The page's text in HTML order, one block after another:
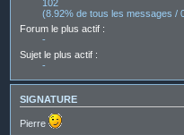
102
(8.92% de tous les messages /
Forum le plus actif :
-
Sujet le plus actif :
-
SIGNATURE
Pierre